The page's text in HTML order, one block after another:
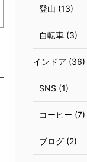
登山 (13)
自転車 (3)
インドア (36)
SNS (1)
コーヒー (7)
ブログ (2)